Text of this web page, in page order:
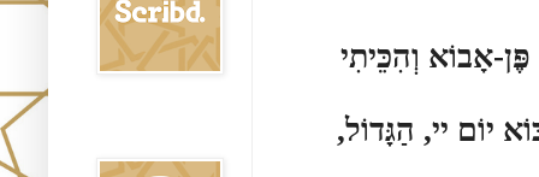
אָבוֹא וְהִכֵּיתִי
יוֹם יי, הַגָּדוֹל,